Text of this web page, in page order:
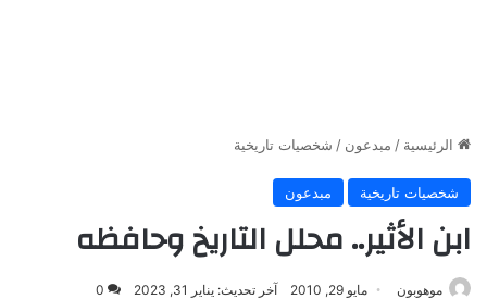
الرئيسية / مبدعون / شخصيات تاريخية
شخصيات تاريخية مبدعون
ابن الأثير.. محلل التاريخ وحافظه
موهوبون مايو 29, 2010 آخر تحديث: يناير 31, 2023 0